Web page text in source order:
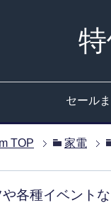
セール
TOP 家電
や各種イベント